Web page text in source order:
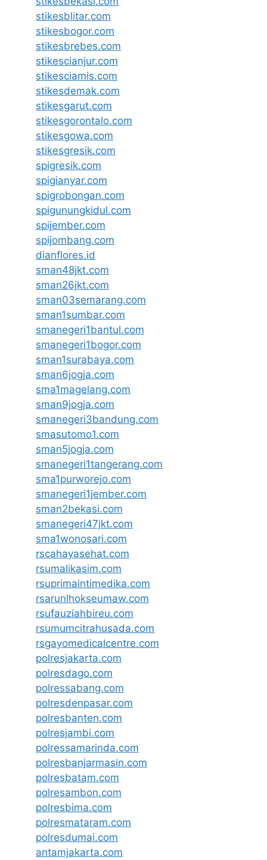
stikesblitar.com
stikesbogor.com
stikesbrebes.com
stikescianjur.com
stikesciamis.com
stikesdemak.com
stikesgarut.com
stikesgorontalo.com
stikesgowa.com
stikesgresik.com
spigresik.com
spigianyar.com
spigrobongan.com
spigunungkidul.com
spijember.com
spijombang.com
dianflores.id
sman48jkt.com
sman26jkt.com
sman03semarang.com
sman1sumbar.com
smanegeri1bantul.com
smanegeri1bogor.com
sman1surabaya.com
sman6jogja.com
sma1magelang.com
sman9jogja.com
smanegeri3bandung.com
smasutomo1.com
sman5jogja.com
smanegeri1tangerang.com
sma1purworejo.com
smanegeri1jember.com
sman2bekasi.com
smanegeri47jkt.com
sma1wonosari.com
rscahayasehat.com
rsumalikasim.com
rsuprimaintimedika.com
rsarunlhokseumaw.com
rsufauziahbireu.com
rsumumcitrahusada.com
rsgayomedicalcentre.com
polresjakarta.com
polresdago.com
polressabang.com
polresdenpasar.com
polresbanten.com
polresjambi.com
polressamarinda.com
polresbanjarmasin.com
polresbatam.com
polresambon.com
polresbima.com
polresmataram.com
polresdumai.com
antamjakarta.com